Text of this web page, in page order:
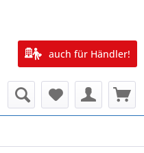
auch für Händler!